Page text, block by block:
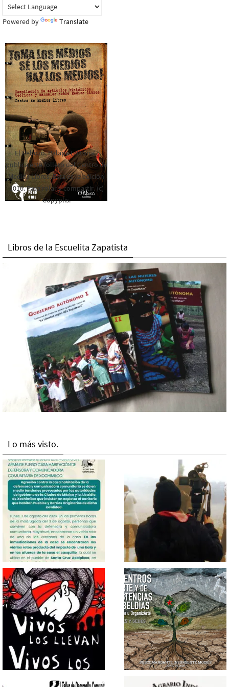
Powered by Translate
El Rebozo, Palapa Editorial,
publica este folleto del Centro de
Medios Libres. Esta es la edición
2016. Para rolar y compartir. (c)
Copyplis.
Libros de la Escuelita Zapatista
Lo más visto.